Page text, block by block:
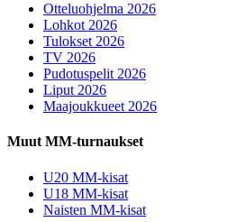
Otteluohjelma 2026
Lohkot 2026
Tulokset 2026
TV 2026
Pudotuspelit 2026
Liput 2026
Maajoukkueet 2026
Muut MM-turnaukset
U20 MM-kisat
U18 MM-kisat
Naisten MM-kisat